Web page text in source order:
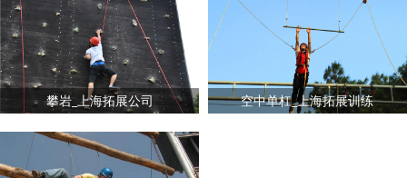
攀岩_上海拓展公司 空中单杠_上海拓展训练